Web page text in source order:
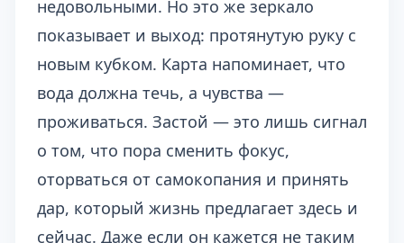
недовольными. Но это же зеркало
показывает и выход: протянутую руку с
новым кубком. Карта напоминает, что
вода должна течь, а чувства —
проживаться. Застой — это лишь сигнал
о том, что пора сменить фокус,
оторваться от самокопания и принять
дар, который жизнь предлагает здесь и
сейчас. Даже если он кажется не таким